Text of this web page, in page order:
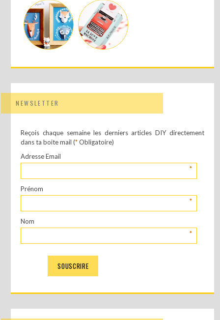
NEWSLETTER
Reçois chaque semaine les derniers articles DIY directement
dans ta boite mail (*Obligatoire)
Adresse Email
*
Prénom
*
Nom
*